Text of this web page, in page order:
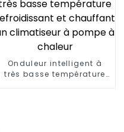
Onduleur intelligent à
très basse température